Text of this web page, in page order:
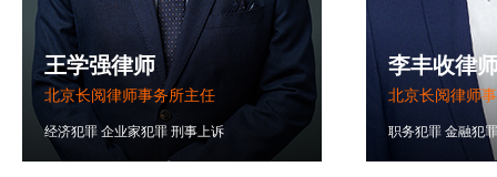
王学强律师
北京长阅律师事务所主任
经济犯罪 企业家犯罪 刑事上诉
李丰收律
北京长阅律师
职务犯罪 金融犯罪